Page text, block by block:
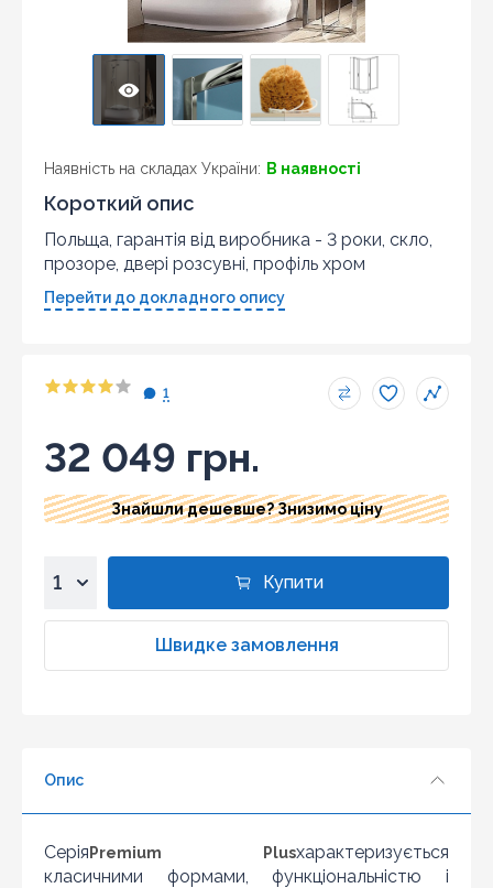
Наявність на складах України: В наявності
Короткий опис
Польща, гарантія від виробника - 3 роки, скло,
прозоре, двері розсувні, профіль хром
Перейти до докладного опису
1
32 049 грн.
Знайшли дешевше? Знизимо ціну
3
7
8
9
10
Купити
Швидке замовлення
Опис
Серія Premium Plusхарактеризується
класичними формами, функціональністю і